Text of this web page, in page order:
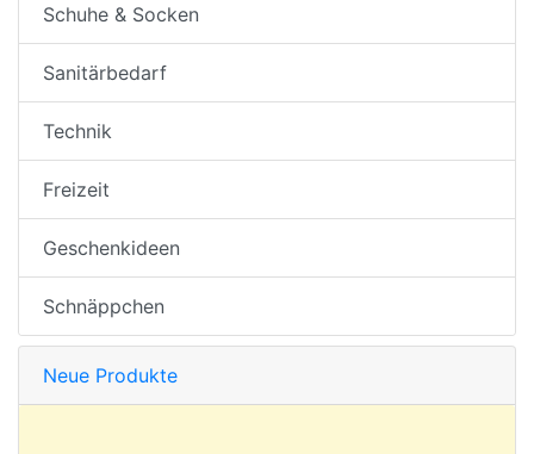
Schuhe & Socken
Sanitärbedarf
Technik
Freizeit
Geschenkideen
Schnäppchen
Neue Produkte